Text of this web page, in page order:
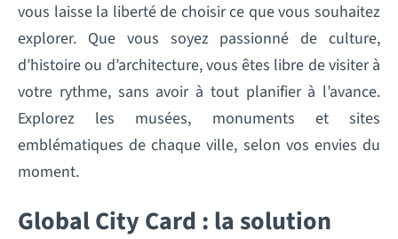
vous laisse la liberté de choisir ce que vous souhaitez
explorer. Que vous soyez passionné de culture,
d’histoire ou d’architecture, vous êtes libre de visiter à
votre rythme, sans avoir à tout planifier à l’avance.
Explorez les musées, monuments et sites
emblématiques de chaque ville, selon vos envies du
moment.
Global City Card : la solution